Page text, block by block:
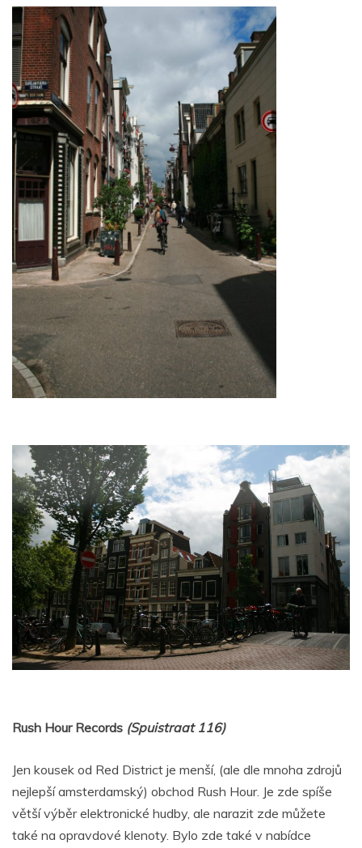
Rush Hour Records (Spuistraat 116)
Jen kousek od Red District je menší, (ale dle mnoha zdrojů
nejlepší amsterdamský) obchod Rush Hour. Je zde spíše
větší výběr elektronické hudby, ale narazit zde můžete
také na opravdové klenoty. Bylo zde také v nabídce